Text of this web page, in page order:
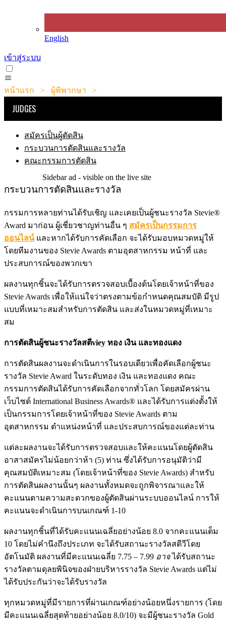
English
เข้าสู่ระบบ
หน้าแรก > ผู้พิพากษา >
JUDGES
สมัครเป็นผู้ตัดสิน
กระบวนการตัดสินและรางวัล
คณะกรรมการตัดสิน
Sidebar ad - visible on the live site
กระบวนการตัดสินและรางวัล
กรรมการหลายท่านได้รับเชิญ และเคยเป็นผู้ชนะรางวัล Stevie®
Award มาก่อน ผู้เชี่ยวชาญท่านอื่น ๆ สมัครเป็นกรรมการ
ออนไลน์และหากได้รับการคัดเลือก จะได้รับมอบหมวดหมู่ให้
โดยทีมงานของ Stevie Awards ตามอุตสาหกรรม หน้าที่ และ
ประสบการณ์ของพวกเขา
ผลงานทุกชิ้นจะได้รับการตรวจสอบเบื้องต้นโดยเจ้าหน้าที่ของ
Stevie Awards เพื่อให้แน่ใจว่าตรงตามข้อกำหนดคุณสมบัติ มีรูป
แบบที่เหมาะสมสำหรับการตัดสิน และส่งในหมวดหมู่ที่เหมาะ
สม
การตัดสินผู้ชนะรางวัลสตีviey ทอง เงิน และทองแดง
การตัดสินผลงานจะดำเนินการในรอบเดียวเพื่อคัดเลือกผู้ชนะ
รางวัล Stevie Award ในระดับทอง เงิน และทองแดง คณะ
กรรมการตัดสินได้รับการคัดเลือกจากทั่วโลก โดยสมัครผ่าน
เว็บไซต์ International Business Awards® และได้รับการแต่งตั้งให้
เป็นกรรมการโดยเจ้าหน้าที่ของ Stevie Awards ตาม
อุตสาหกรรม ตำแหน่งหน้าที่ และประสบการณ์ของแต่ละท่าน
แต่ละผลงานจะได้รับการตรวจสอบและให้คะแนนโดยผู้ตัดสิน
อาสาสมัครไม่น้อยกว่าห้า (5) ท่าน ซึ่งได้รับการอนุมัติว่ามี
คุณสมบัติเหมาะสม (โดยเจ้าหน้าที่ของ Stevie Awards) สำหรับ
การตัดสินผลงานนั้นๆ ผลงานทั้งหมดจะถูกพิจารณาและให้
คะแนนตามความสะดวกของผู้ตัดสินผ่านระบบออนไลน์ การให้
คะแนนจะดำเนินการบนเกณฑ์ 1-10
ผลงานทุกชิ้นที่ได้รับคะแนนเฉลี่ยอย่างน้อย 8.0 จากคะแนนเต็ม
10 โดยไม่คำนึงถึงประเภท จะได้รับสถานะรางวัลสตีวีโดย
อัตโนมัติ ผลงานที่มีคะแนนเฉลี่ย 7.75 – 7.99 อาจได้รับสถานะ
รางวัลตามดุลยพินิจของฝ่ายบริหารรางวัล Stevie Awards แต่ไม่
ได้รับประกันว่าจะได้รับรางวัล
ทุกหมวดหมู่ที่มีรายการที่ผ่านเกณฑ์อย่างน้อยหนึ่งรายการ (โดย
มีคะแนนเฉลี่ยสุดท้ายอย่างน้อย 8.0/10) จะมีผู้ชนะรางวัล Gold